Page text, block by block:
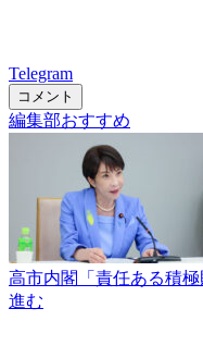
Telegram
コメント
編集部おすすめ
高市内閣「責任ある積
進む